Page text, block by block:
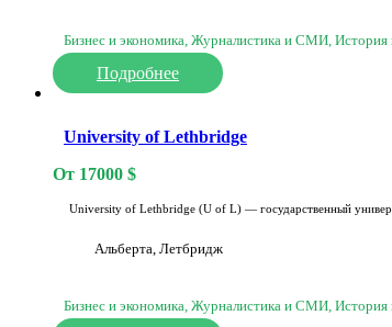
Бизнес и экономика, Журналистика и СМИ,
Подробнее
University of Lethbridge
От 17000 $
University of Lethbridge (U of L) — государственный
Альберта, Летбридж
Бизнес и экономика, Журналистика и СМИ, История